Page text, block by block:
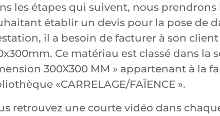
les étapes qui suivent, nous prendrons
établir un devis pour la pose de
il a besoin de facturer à son
Ce matériau est classé dans la
300X300 MM » appartenant à la
«CARRELAGE/FAÏENCE ».
retrouvez une courte vidéo dans